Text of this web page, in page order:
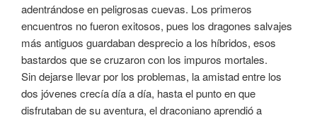
adentrándose en peligrosas cuevas. Los primeros
encuentros no fueron exitosos, pues los dragones salvajes
más antiguos guardaban desprecio a los híbridos, esos
bastardos que se cruzaron con los impuros mortales.
Sin dejarse llevar por los problemas, la amistad entre los
dos jóvenes crecía día a día, hasta el punto en que
disfrutaban de su aventura, el draconiano aprendió a